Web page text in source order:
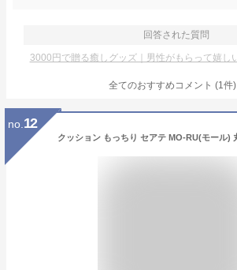
回答された質問
3000円で贈る癒しグッズ｜男性がもらって嬉し
全てのおすすめコメント (1件)
no. 12